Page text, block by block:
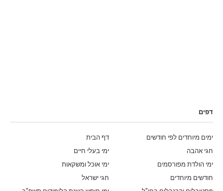
דפים
דף הבית
ימים מיוחדים לפי חודשים
ימי בעלי חיים
חגי אהבה
ימי אוכל ומשקאות
ימי הולדת מפורסמים
חגי ישראל
חודשים מיוחדים